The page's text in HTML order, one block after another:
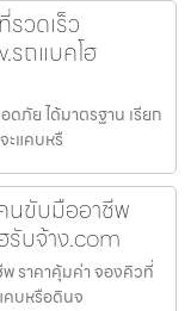
วดเร็ว
รถแบคโฮ
ภัย ได้มาตรฐาน เรียก
ะแคบหรื
นขับมืออาชีพ
บจ้าง.com
ราคาคุ้มค่า จองคิวที่
คบหรือดินจ